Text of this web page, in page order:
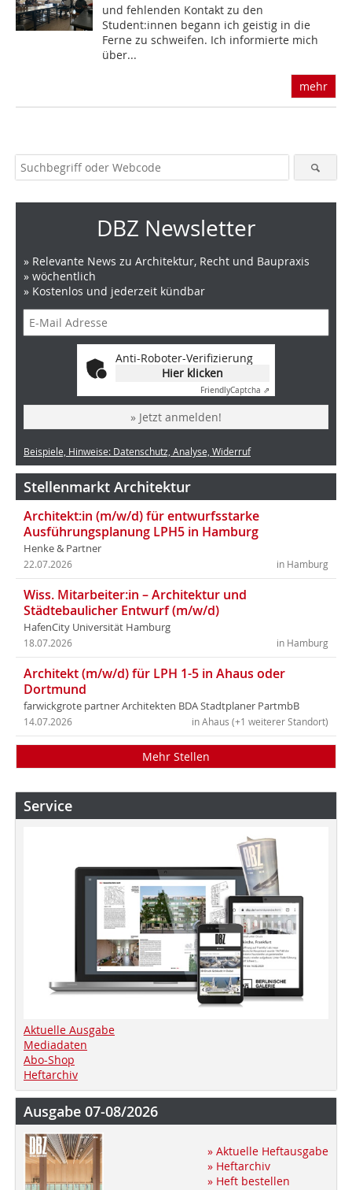
und fehlenden Kontakt zu den
Student:innen begann ich geistig in die
Ferne zu schweifen. Ich informierte mich
über...
mehr
DBZ Newsletter
» Relevante News zu Architektur, Recht und Baupraxis
» wöchentlich
» Kostenlos und jederzeit kündbar
Anti-Roboter-Verifizierung
Hier klicken
FriendlyCaptcha ⇗
» Jetzt anmelden!
Beispiele, Hinweise: Datenschutz, Analyse, Widerruf
Stellenmarkt Architektur
Architekt:in (m/w/d) für entwurfsstarke
Ausführungsplanung LPH5 in Hamburg
Henke & Partner
in Hamburg
22.07.2026
Wiss. Mitarbeiter:in – Architektur und
Städtebaulicher Entwurf (m/w/d)
HafenCity Universität Hamburg
in Hamburg
18.07.2026
Architekt (m/w/d) für LPH 1-5 in Ahaus oder
Dortmund
farwickgrote partner Architekten BDA Stadtplaner PartmbB
in Ahaus (+1 weiterer Standort)
14.07.2026
Mehr Stellen
Service
Aktuelle Ausgabe
Mediadaten
Abo-Shop
Heftarchiv
Ausgabe 07-08/2026
» Aktuelle Heftausgabe
» Heftarchiv
» Heft bestellen